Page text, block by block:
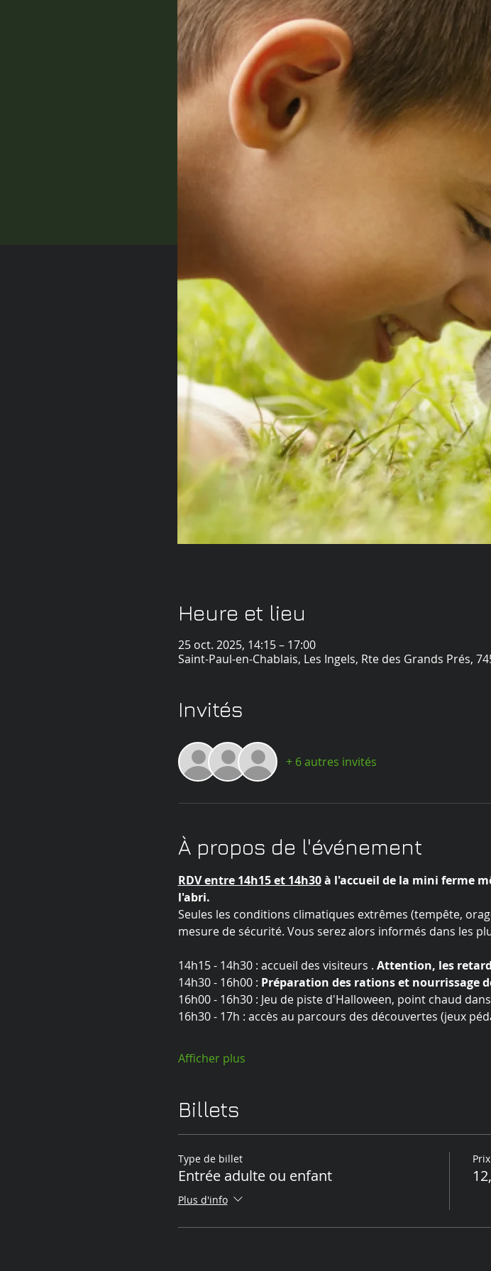
Heure et lieu
25 oct. 2025, 14:15 – 17:00
Saint-Paul-en-Chablais, Les Ingels, Rte des Grands Prés,
Invités
+ 6 autres invités
À propos de l'événement
RDV entre 14h15 et 14h30 à l'accueil de la mini ferme
l'abri.
Seules les conditions climatiques extrêmes (tempête,
mesure de sécurité. Vous serez alors informés dans les
14h15 - 14h30 : accueil des visiteurs . Attention, les
14h30 - 16h00 : Préparation des rations et nourrissage
16h00 - 16h30 : Jeu de piste d'Halloween, point chaud
16h30 - 17h : accès au parcours des découvertes (jeux
Afficher plus
Billets
Type de billet
Entrée adulte ou enfant
Plus d'info
Prix